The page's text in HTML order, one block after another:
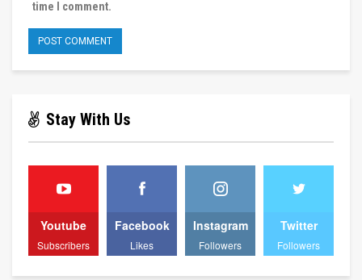
time I comment.
Stay With Us
Youtube
Subscribers
Facebook
Likes
Instagram
Followers
Twitter
Followers